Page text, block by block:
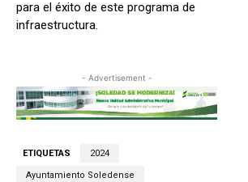
para el éxito de este programa de
infraestructura.
- Advertisement -
ETIQUETAS 2024
Ayuntamiento Soledense